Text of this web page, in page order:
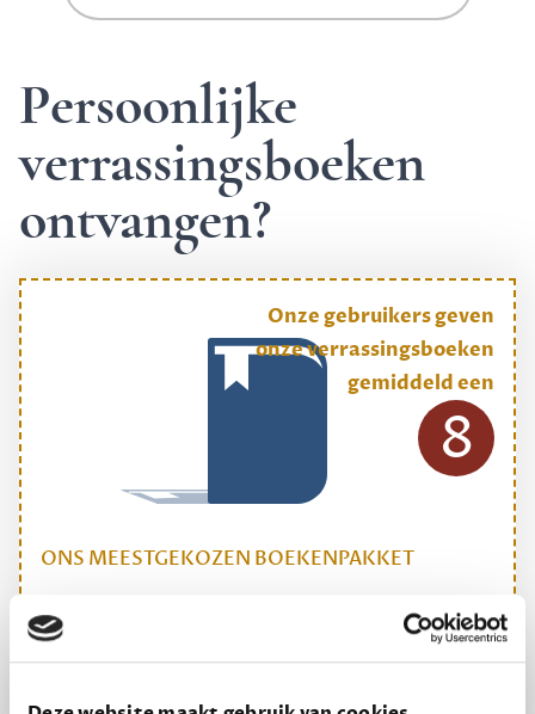
Persoonlijke
verrassingsboeken
ontvangen?
ONS MEESTGEKOZEN BOEKENPAKKET
Dewey Plus
Onze gebruikers geven
onze verrassingsboeken
gemiddeld een
8